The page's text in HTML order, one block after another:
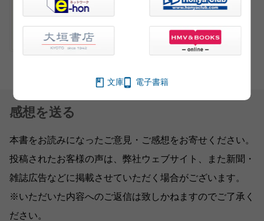
感想を送る
本書をお読みになったご意見・ご感想をお寄せください。
投稿されたお客様の声は、弊社ウェブサイト、また新聞・
雑誌広告などに掲載させていただく場合がございます。
※いただいた内容へのご返信は致しかねますのでご了承く
ださい。
文庫 電子書籍